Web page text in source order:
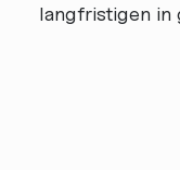
langfristigen in